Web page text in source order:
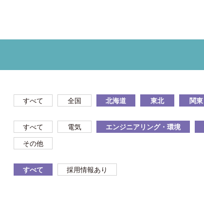
すべて 全国 北海道 東北 関東
すべて 電気 エンジニアリング・環境
その他
すべて 採用情報あり